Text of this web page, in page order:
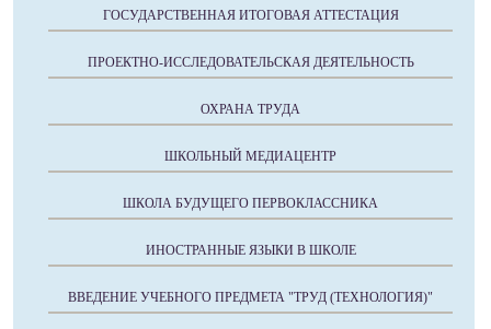
ГОСУДАРСТВЕННАЯ ИТОГОВАЯ АТТЕСТАЦИЯ
ПРОЕКТНО-ИССЛЕДОВАТЕЛЬСКАЯ ДЕЯТЕЛЬНОСТЬ
ОХРАНА ТРУДА
ШКОЛЬНЫЙ МЕДИАЦЕНТР
ШКОЛА БУДУЩЕГО ПЕРВОКЛАССНИКА
ИНОСТРАННЫЕ ЯЗЫКИ В ШКОЛЕ
ВВЕДЕНИЕ УЧЕБНОГО ПРЕДМЕТА "ТРУД (ТЕХНОЛОГИЯ)"